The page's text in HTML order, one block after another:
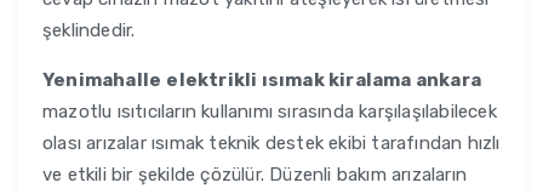
şeklindedir.
Yenimahalle elektrikli ısımak kiralama ankara
mazotlu ısıtıcıların kullanımı sırasında karşılaşılabilecek
olası arızalar ısımak teknik destek ekibi tarafından hızlı
ve etkili bir şekilde çözülür. Düzenli bakım arızaların